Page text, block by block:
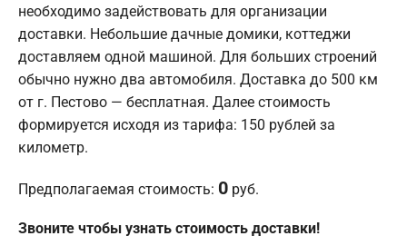
необходимо задействовать для организации
доставки. Небольшие дачные домики, коттеджи
доставляем одной машиной. Для больших строений
обычно нужно два автомобиля. Доставка до 500 км
от г. Пестово — бесплатная. Далее стоимость
формируется исходя из тарифа: 150 рублей за
километр.
Предполагаемая стоимость: 0 руб.
Звоните чтобы узнать стоимость доставки!